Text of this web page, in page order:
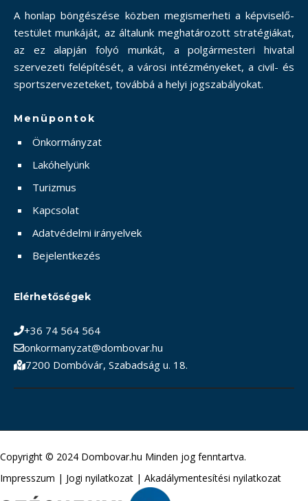
A honlap böngészése közben megismerheti a képviselő-
testület munkáját, az általunk meghatározott stratégiákat,
az ez alapján folyó munkát, a polgármesteri hivatal
szervezeti felépítését, a városi intézményeket, a civil- és
sportszervezeteket, továbbá a helyi jogszabályokat.
Menüpontok
Önkormányzat
Lakóhelyünk
Turizmus
Kapcsolat
Adatvédelmi irányelvek
Bejelentkezés
Elérhetőségek
+36 74 564 564
onkormanyzat@dombovar.hu
7200 Dombóvár, Szabadság u. 18.
Copyright © 2024 Dombovar.hu Minden jog fenntartva.
Impresszum | Jogi nyilatkozat | Akadálymentesítési nyilatkozat